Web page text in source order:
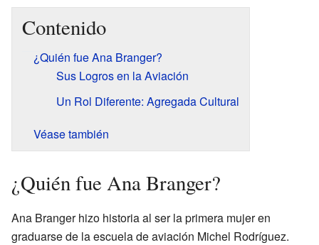
Contenido
¿Quién fue Ana Branger?
Sus Logros en la Aviación
Un Rol Diferente: Agregada Cultural
Véase también
¿Quién fue Ana Branger?
Ana Branger hizo historia al ser la primera mujer en
graduarse de la escuela de aviación Michel Rodríguez.